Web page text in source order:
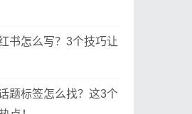
书怎么写？3个技巧让
题标签怎么找？这3个